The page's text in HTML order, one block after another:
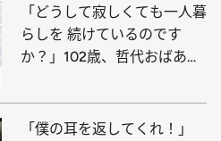
「どうして寂しくても一人暮
らしを 続けているのです
か？」102歳、哲代おばあち
「僕の耳を返してくれ！」